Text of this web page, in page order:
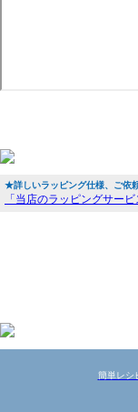
★詳しいラッピング仕様、ご依
「当店のラッピングサー
簡単レシ